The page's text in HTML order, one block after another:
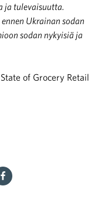
tulevaisuutta.
Ukrainan sodan
sodan nykyisiä ja
of Grocery Retail